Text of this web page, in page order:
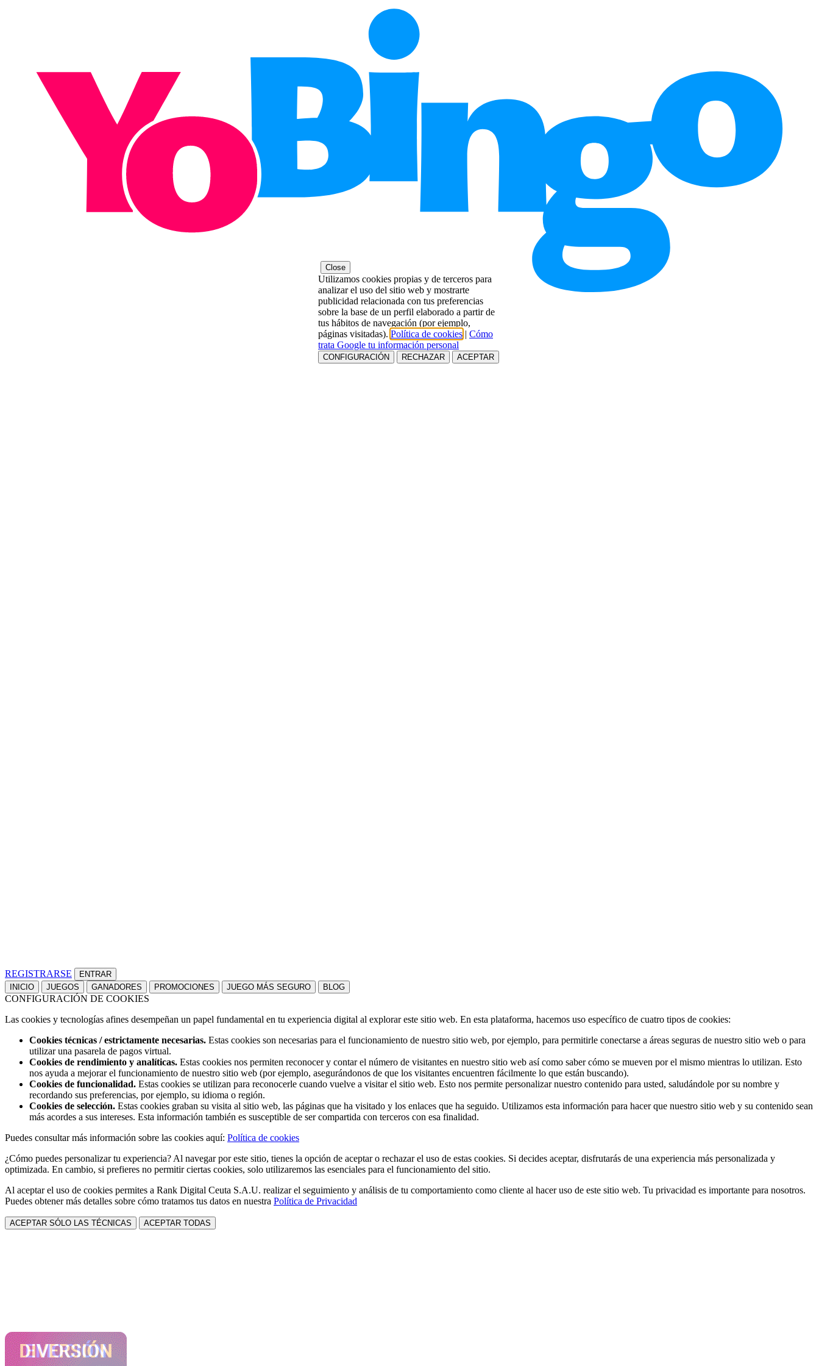
REGISTRARSE
INICIO JUEGOS GANADORES PROMOCIONES JUEGO MÁS SEGURO BLOG
CONFIGURACIÓN DE COOKIES
Las cookies y tecnologías afines desempeñan un papel fundamental en tu experiencia digital al explorar este sitio web. En esta plataforma, hacemos uso específico de cuatro tipos de cookies:
Cookies técnicas / estrictamente necesarias. Estas cookies son necesarias para el funcionamiento de nuestro sitio web, por ejemplo, para permitirle conectarse a áreas seguras de nuestro sitio web o para
utilizar una pasarela de pagos virtual.
Cookies de rendimiento y analíticas. Estas cookies nos permiten reconocer y contar el número de visitantes en nuestro sitio web así como saber cómo se mueven por el mismo mientras lo utilizan. Esto
nos ayuda a mejorar el funcionamiento de nuestro sitio web (por ejemplo, asegurándonos de que los visitantes encuentren fácilmente lo que están buscando).
Cookies de funcionalidad. Estas cookies se utilizan para reconocerle cuando vuelve a visitar el sitio web. Esto nos permite personalizar nuestro contenido para usted, saludándole por su nombre y
recordando sus preferencias, por ejemplo, su idioma o región.
Cookies de selección. Estas cookies graban su visita al sitio web, las páginas que ha visitado y los enlaces que ha seguido. Utilizamos esta información para hacer que nuestro sitio web y su contenido sean
más acordes a sus intereses. Esta información también es susceptible de ser compartida con terceros con esa finalidad.
Puedes consultar más información sobre las cookies aquí: Política de cookies
¿Cómo puedes personalizar tu experiencia? Al navegar por este sitio, tienes la opción de aceptar o rechazar el uso de estas cookies. Si decides aceptar, disfrutarás de una experiencia más personalizada y
optimizada. En cambio, si prefieres no permitir ciertas cookies, solo utilizaremos las esenciales para el funcionamiento del sitio.
Al aceptar el uso de cookies permites a Rank Digital Ceuta S.A.U. realizar el seguimiento y análisis de tu comportamiento como cliente al hacer uso de este sitio web. Tu privacidad es importante para nosotros.
Puedes obtener más detalles sobre cómo tratamos tus datos en nuestra Política de Privacidad
ACEPTAR SÓLO LAS TÉCNICAS ACEPTAR TODAS
Close
Utilizamos cookies propias y de terceros para
analizar el uso del sitio web y mostrarte
publicidad relacionada con tus preferencias
sobre la base de un perfil elaborado a partir de
tus hábitos de navegación (por ejemplo,
páginas visitadas). Política de cookies | Cómo
trata Google tu información personal
CONFIGURACIÓN RECHAZAR ACEPTAR